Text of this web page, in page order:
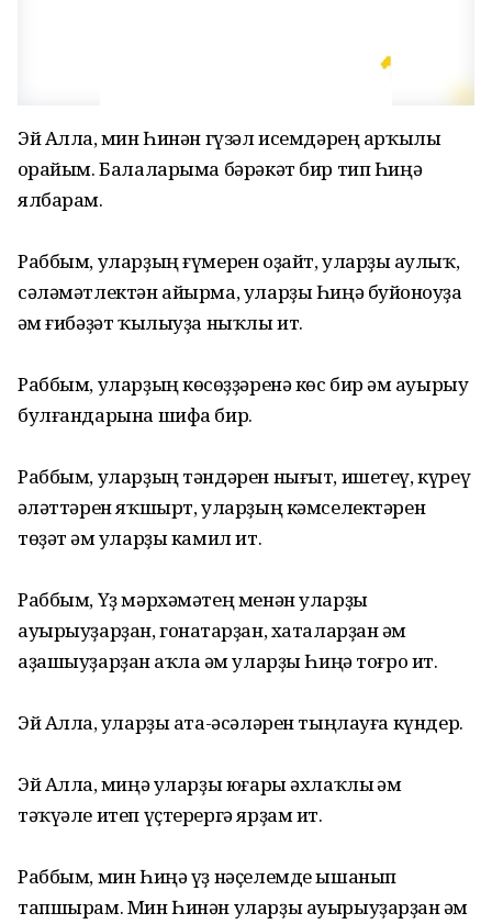
Эй Аллаһ, мин Һинән гүзәл исемдәрең арҡылы
һорайым. Балаларыма бәрәкәт бир тип Һиңә
ялбарам.
Раббым, уларҙың ғүмерен оҙайт, уларҙы һаулыҡ,
сәләмәтлектән айырма, уларҙы Һиңә буйһоноуҙа
һәм ғибәҙәт ҡылыуҙа ныҡлы ит.
Раббым, уларҙың көсһөҙҙәренә көс бир һәм ауырыу
булғандарына шифа бир.
Раббым, уларҙың тәндәрен нығыт, ишетеү, күреү
һәләттәрен яҡшырт, уларҙың кәмселектәрен
төҙәт һәм уларҙы камил ит.
Раббым, Үҙ мәрхәмәтең менән уларҙы
ауырыуҙарҙан, гонаһтарҙан, хаталарҙан һәм
аҙашыуҙарҙан һаҡла һәм уларҙы Һиңә тоғро ит.
Эй Аллаһ, уларҙы ата-әсәләрен тыңлауға күндер.
Эй Аллаһ, миңә уларҙы юғары әхлаҡлы һәм
тәҡүәле итеп үҫтерергә ярҙам ит.
Раббым, мин Һиңә үҙ нәҫелемде ышанып
тапшырам. Мин Һинән уларҙы ауырыуҙарҙан һәм